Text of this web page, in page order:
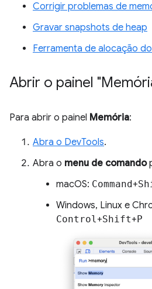
Corrigir problemas de
Gravar snapshots de heap
Ferramenta de alocação
Abrir o painel
Para abrir o painel Memória:
Abra o DevTools.
Abra o menu de comando
macOS: Command+
Windows, Linux e
Control+Shift+P